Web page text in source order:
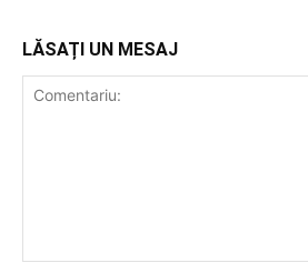
LĂSAȚI UN MESAJ